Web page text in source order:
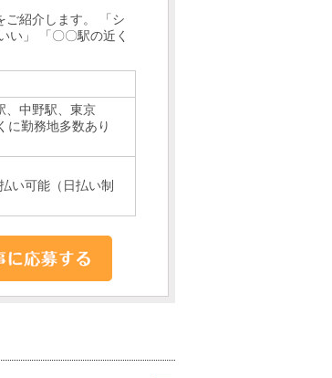
ご紹介します。 「シ
い」 「〇〇駅の近く
、中野駅、東京
に勤務地多数あり
い可能（日払い制